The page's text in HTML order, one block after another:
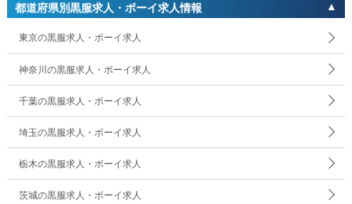
都道府県別黒服求人・ボーイ求人情報
東京の黒服求人・ボーイ求人
神奈川の黒服求人・ボーイ求人
千葉の黒服求人・ボーイ求人
埼玉の黒服求人・ボーイ求人
栃木の黒服求人・ボーイ求人
茨城の黒服求人・ボーイ求人